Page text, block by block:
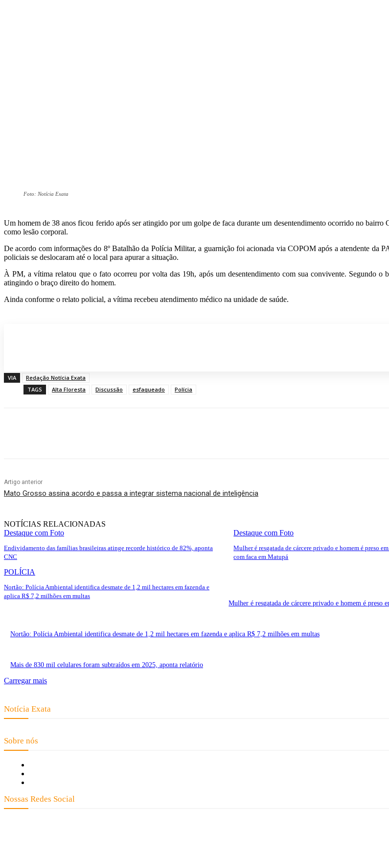
Foto: Notícia Exata
Um homem de 38 anos ficou ferido após ser atingido por um golpe de faca durante um desentendimento ocorrido no
como lesão corporal.
De acordo com informações do 8º Batalhão da Polícia Militar, a guarnição foi acionada via COPOM após a atendente da
policiais se deslocaram até o local para apurar a situação.
À PM, a vítima relatou que o fato ocorreu por volta das 19h, após um desentendimento com sua convivente. Segundo o
atingindo o braço direito do homem.
Ainda conforme o relato policial, a vítima recebeu atendimento médico na unidade de saúde.
VIA
Redação Notícia Exata
TAGS
Alta Floresta Discussão esfaqueado Polícia
Artigo anterior
Mato Grosso assina acordo e passa a integrar sistema nacional de inteligência
NOTÍCIAS RELACIONADAS
Destaque com Foto
Endividamento das famílias brasileiras atinge recorde histórico de 82%, aponta
CNC
Destaque com Foto
Mulher é resgatada de cárcere privado e homem é preso
com faca em Matupá
POLÍCIA
Nortão: Polícia Ambiental identifica desmate de 1,2 mil hectares em fazenda e
aplica R$ 7,2 milhões em multas
Mulher é resgatada de cárcere privado e homem é preso
Nortão: Polícia Ambiental identifica desmate de 1,2 mil hectares em fazenda e aplica R$ 7,2 milhões em multas
Mais de 830 mil celulares foram subtraídos em 2025, aponta relatório
Carregar mais
Notícia Exata
Sobre nós
Nossas Redes Social